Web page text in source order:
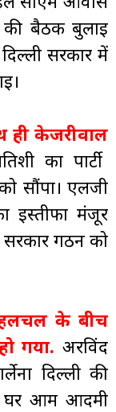
की बैठक बुलाई
सरकार में
ही केजरीवाल
का पार्टी
सौंपा। एलजी
इस्तीफा मंजूर
गठन को
हलचल के बीच
गया. अरविंद
दिल्ली की
घर आम आदमी